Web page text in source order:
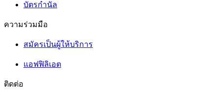
บัตรกำนัล
ความร่วมมือ
สมัครเป็นผู้ให้บริการ
แอฟฟิลิเอต
ติดต่อ